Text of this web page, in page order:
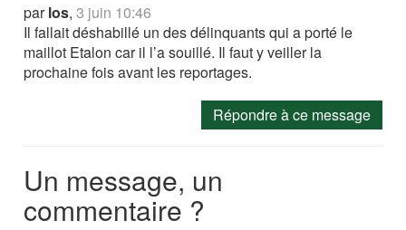
parlos,3 juin 10:46
Il fallait déshabillé un des délinquants qui a porté le
maillot Etalon car il l’a souillé. Il faut y veiller la
prochaine fois avant les reportages.
Répondre à ce message
Un message, un
commentaire ?